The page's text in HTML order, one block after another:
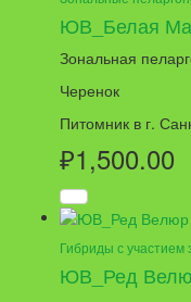
ЮВ_Белая
Зональная
Черенок
Питомник в г.
₽1,500.00
Гибриды с участием
ЮВ_Ред